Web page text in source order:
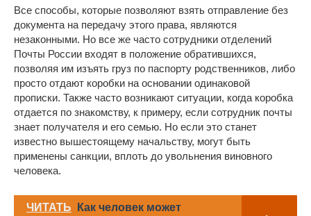
Все способы, которые позволяют взять отправление без
документа на передачу этого права, являются
незаконными. Но все же часто сотрудники отделений
Почты России входят в положение обратившихся,
позволяя им изъять груз по паспорту родственников, либо
просто отдают коробки на основании одинаковой
прописки. Также часто возникают ситуации, когда коробка
отдается по знакомству, к примеру, если сотрудник почты
знает получателя и его семью. Но если это станет
известно вышестоящему начальству, могут быть
применены санкции, вплоть до увольнения виновного
человека.
ЧИТАТЬ
Как человек может